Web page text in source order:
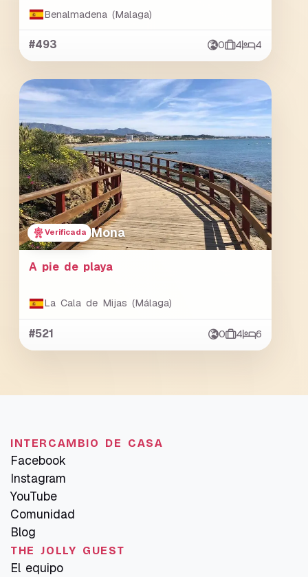
Benalmadena (Malaga)
#493 0 4 4
Verificada Mona
A pie de playa
La Cala de Mijas (Málaga)
#521 0 4 6
INTERCAMBIO DE CASA
Facebook
Instagram
YouTube
Comunidad
Blog
THE JOLLY GUEST
El equipo